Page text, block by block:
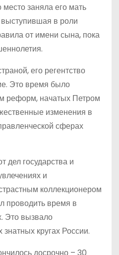
заняла его мать
в роли
от имени сына, пока
его регентство
Это время было
реформ, начатых Петром
изменения в
сферах
дел государства и
и
коллекционером
проводить время в
Это вызвало
кругах России.
досрочно – 30